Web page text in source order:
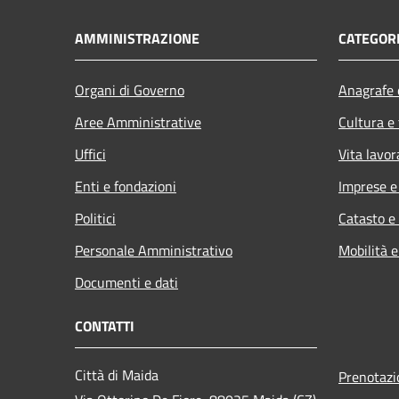
AMMINISTRAZIONE
Organi di Governo
Aree Amministrative
Uffici
Enti e fondazioni
Politici
Personale Amministrativo
Documenti e dati
Cultura
Vita
Imprese
Catasto
Mobilità
CONTATTI
Città di Maida